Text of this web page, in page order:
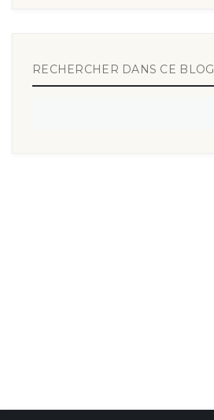
RECHERCHER DANS CE BLOG